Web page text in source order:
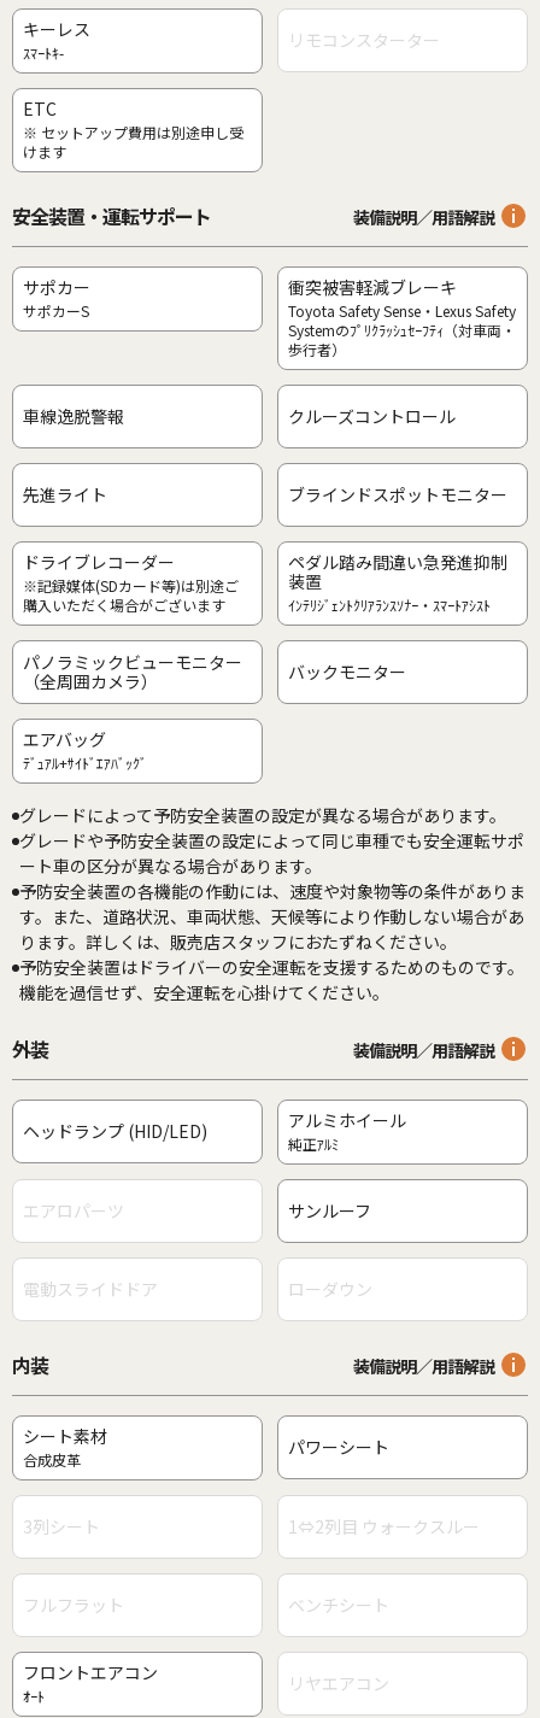
キーレス
ｽﾏｰﾄｷ- リモコンスターター
ETC
※ セットアップ費用は別途申し受
けます
安全装置・運転サポート 装備説明／用語解説
サポカー
サポカーS
衝突被害軽減ブレーキ
Toyota Safety Sense・Lexus Safety
Systemのﾌﾟﾘｸﾗｯｼｭｾｰﾌﾃｨ（対車両・
歩行者）
車線逸脱警報 クルーズコントロール
先進ライト ブラインドスポットモニター
ドライブレコーダー
※記録媒体(SDカード等)は別途ご
購入いただく場合がございます
ペダル踏み間違い急発進抑制
装置
ｲﾝﾃﾘｼﾞｪﾝﾄｸﾘｱﾗﾝｽｿﾅｰ・ｽﾏｰﾄｱｼｽﾄ
パノラミックビューモニター
（全周囲カメラ）
バックモニター
エアバッグ
ﾃﾞｭｱﾙ+ｻｲﾄﾞｴｱﾊﾞｯｸﾞ
グレードによって予防安全装置の設定が異なる場合があります。
グレードや予防安全装置の設定によって同じ車種でも安全運転サポ
ート車の区分が異なる場合があります。
予防安全装置の各機能の作動には、速度や対象物等の条件がありま
す。また、道路状況、車両状態、天候等により作動しない場合があ
ります。詳しくは、販売店スタッフにおたずねください。
予防安全装置はドライバーの安全運転を支援するためのものです。
機能を過信せず、安全運転を心掛けてください。
外装 装備説明／用語解説
ヘッドランプ (HID/LED) アルミホイール
純正ｱﾙﾐ
エアロパーツ サンルーフ
電動スライドドア ローダウン
内装 装備説明／用語解説
シート素材
合成皮革 パワーシート
3列シート 1⇔2列目 ウォークスルー
フルフラット ベンチシート
フロントエアコン
ｵｰﾄ リヤエアコン